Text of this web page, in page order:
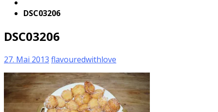
DSC03206
DSC03206
27. Mai 2013 flavouredwithlove